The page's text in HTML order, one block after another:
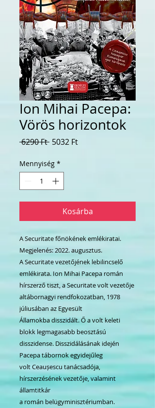
Ion Mihai Pacepa:
Vörös horizontok
6290 Ft Szokásos
5032 FtAkciós
Mennyiség *
Kosárba
A Securitate főnökének emlékiratai.
Megjelenés: 2022. augusztus.
A Securitate vezetőjének lebilincselő
emlékirata. Ion Mihai Pacepa román
hírszerző tiszt, a Securitate volt vezetője
altábornagyi rendfokozatban, 1978
júliusában az Egyesült
Államokba disszidált. Ő a volt keleti
blokk legmagasabb beosztású
disszidense. Disszidálásának idején
Pacepa tábornok egyidejűleg
volt Ceaușescu tanácsadója,
hírszerzésének vezetője, valamint
államtitkár
a román belügyminisztériumban.